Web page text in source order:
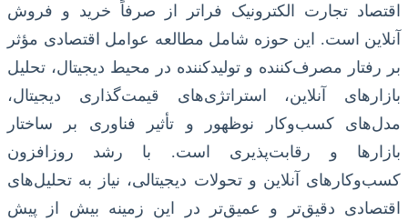
اقتصاد تجارت الکترونیک فراتر از صرفاً خرید و فروش
آنلاین است. این حوزه شامل مطالعه عوامل اقتصادی مؤثر
بر رفتار مصرف‌کننده و تولیدکننده در محیط دیجیتال، تحلیل
بازارهای آنلاین، استراتژی‌های قیمت‌گذاری دیجیتال،
مدل‌های کسب‌وکار نوظهور و تأثیر فناوری بر ساختار
بازارها و رقابت‌پذیری است. با رشد روزافزون
کسب‌وکارهای آنلاین و تحولات دیجیتالی، نیاز به تحلیل‌های
اقتصادی دقیق‌تر و عمیق‌تر در این زمینه بیش از پیش